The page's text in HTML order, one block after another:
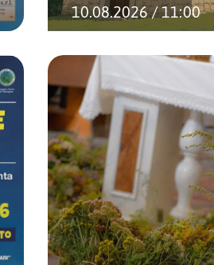
10.08.2026 / 11:00